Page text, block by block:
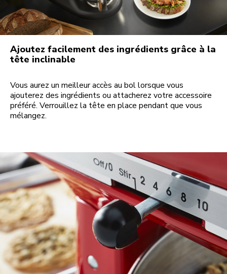
Ajoutez facilement des ingrédients grâce à la
tête inclinable
Vous aurez un meilleur accès au bol lorsque vous
ajouterez des ingrédients ou attacherez votre accessoire
préféré. Verrouillez la tête en place pendant que vous
mélangez.